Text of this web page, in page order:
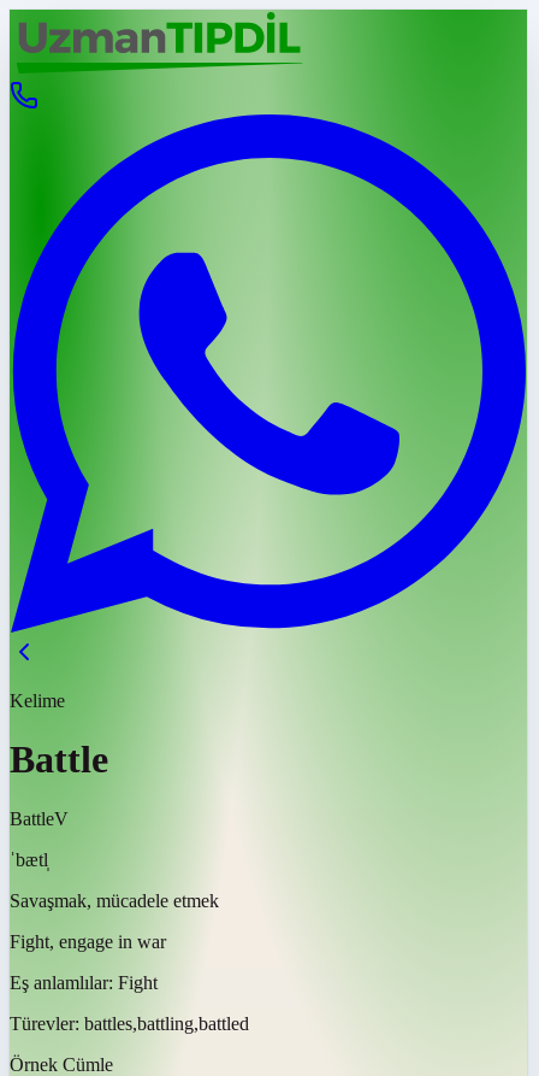
Kelime
Battle
BattleV
ˈbætl̩
Savaşmak, mücadele etmek
Fight, engage in war
Eş anlamlılar: Fight
Türevler: battles,battling,battled
Örnek Cümle